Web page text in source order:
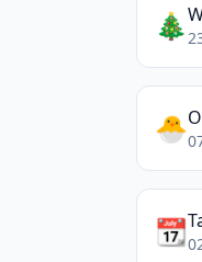
🎄
🐣
📆